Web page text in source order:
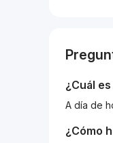
¿Cuál
A día de
¿Cómo